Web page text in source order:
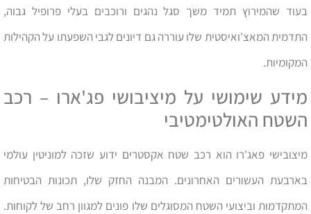
בעוד שהמירוץ תמיד משך סגל נהגים ורוכבים בעלי פרופיל גבוה,
התדמית המאצ'ואיסטית שלו עוררה גם דיונים לגבי השפעתו על הקהילות
המקומיות.
מידע שימושי על מיציבושי פג'ארו – רכב
השטח האולטימטיבי
מיצובישי פאג'רו הוא רכב שטח אקסטרים ידוע שזכה למוניטין עולמי
בארבעת העשורים האחרונים. המבנה החזק שלו, תכונות הבטיחות
המתקדמות וביצועי השטח המסוגלים שלו פונים למגוון רחב של לקוחות.